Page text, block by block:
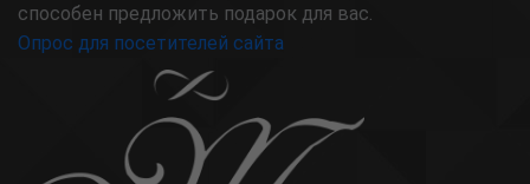
способен предложить подарок для вас.
Опрос для посетителей сайта